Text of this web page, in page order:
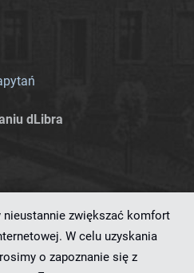
dLibra
zwiększać komfort
W celu uzyskania
o zapoznanie się z